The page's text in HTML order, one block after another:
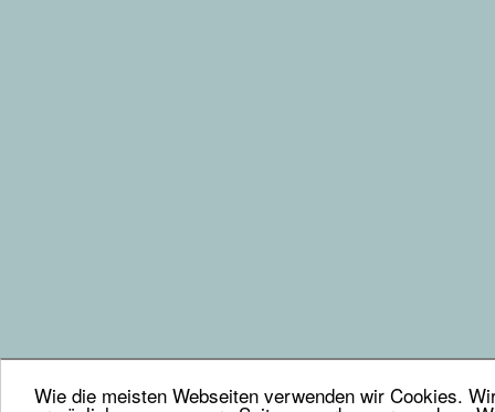
Wie die meisten Webseiten verwenden wir Cookies.